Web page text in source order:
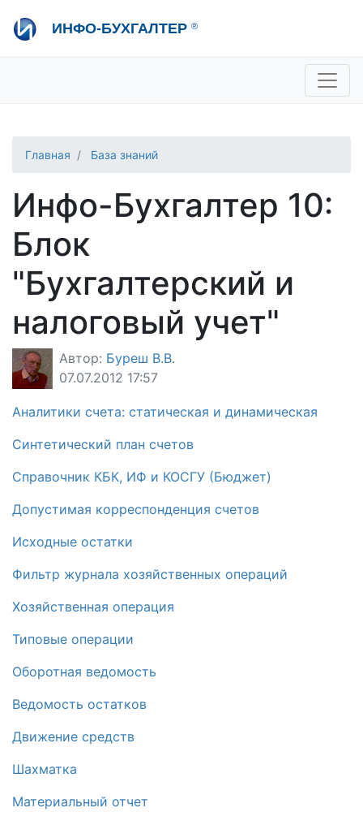
ИНФО-БУХГАЛТЕР ®
Отдел продаж
Консультации
Главная База знаний
Инфо-Бухгалтер 10:
Блок
"Бухгалтерский и
налоговый учет"
Автор: Буреш В.В.
07.07.2012 17:57
Аналитики счета: статическая и динамическая
Синтетический план счетов
Справочник КБК, ИФ и КОСГУ (Бюджет)
Допустимая корреспонденция счетов
Исходные остатки
Фильтр журнала хозяйственных операций
Хозяйственная операция
Типовые операции
Оборотная ведомость
Ведомость остатков
Движение средств
Шахматка
Материальный отчет